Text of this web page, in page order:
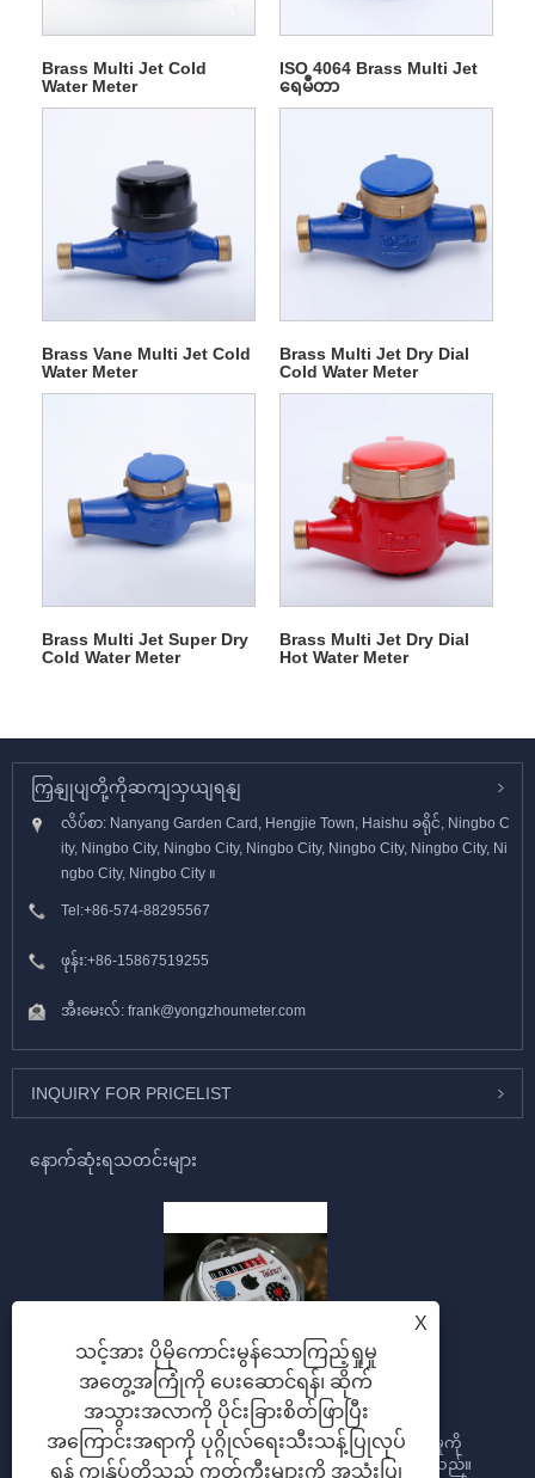
Brass Multi Jet Cold
Water Meter
ISO 4064 Brass Multi Jet
ရေမီတာ
Brass Vane Multi Jet Cold
Water Meter
Brass Multi Jet Dry Dial
Cold Water Meter
Brass Multi Jet Super Dry
Cold Water Meter
Brass Multi Jet Dry Dial
Hot Water Meter
ကြှနျုပျတို့ကိုဆကျသှယျရနျ
လိပ်စာ: Nanyang Garden Card, Hengjie Town, Haishu ခရိုင်, Ningbo C
ity, Ningbo City, Ningbo City, Ningbo City, Ningbo City, Ningbo City, Ni
ngbo City, Ningbo City ။
Tel:+86-574-88295567
ဖုန်း:+86-15867519255
အီးမေးလ်: frank@yongzhoumeter.com
INQUIRY FOR PRICELIST
နောက်ဆုံးရသတင်းများ
Multi jet water meter ဆိုတာဘာလဲ။
2023/09/28
Multi-jet Water meter သည် ပိုက်လိုင်းမှတဆင့် ရေစီးဆင်းမှုကို
တိုင်းတာရန် ဒီဇိုင်းထုတ်ထားသော ရေမီတာအမျိုးအစားဖြစ်သည်။
X
သင့်အား ပိုမိုကောင်းမွန်သောကြည့်ရှုမှု
အတွေ့အကြုံကို ပေးဆောင်ရန်၊ ဆိုက်
အသွားအလာကို ပိုင်းခြားစိတ်ဖြာပြီး
အကြောင်းအရာကို ပုဂ္ဂိုလ်ရေးသီးသန့်ပြုလုပ်
ရန် ကျွန်ုပ်တို့သည် ကွတ်ကီးများကို အသုံးပြု